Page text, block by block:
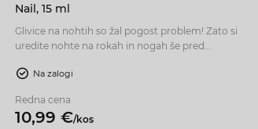
Nail, 15 ml
Glivice na nohtih so žal pogost problem! Zato si
uredite nohte na rokah in nogah še pred
glivicami. Naj zasijejo v toplem poletju in vam
zavira rast in razmnoževanje mikrobov z
aktivnimi sestavinami. Je zanesljiv prijatelj, ki
Na zalogi
Redna cena
10,99 €/kos